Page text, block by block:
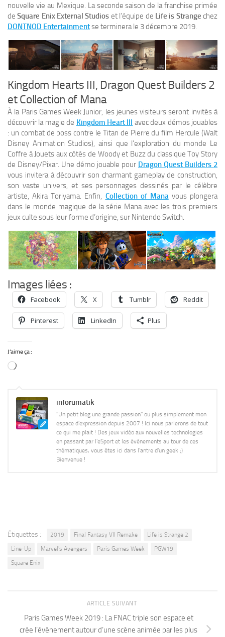
nouvelle vie au Mexique. La seconde saison de la franchise primée
deSquare Enix External Studios et l’équipe de Life is Strange chez
DONTNOD Entertainmentse terminera le 3 décembre 2019.
Kingdom Hearts III, Dragon Quest Builders 2
et Collection of Mana
À la Paris Games Week Junior, les jeunes visiteurs seront invités à
découvrir la magie de Kingdom Heart III avec deux démos jouables
: un combat de boss contre le Titan de Pierre du film Hercule (Walt
Disney Animation Studios), ainsi que l’exploration du monde Le
Coffre à Jouets aux côtés de Woody et Buzz du classique Toy Story
de Disney/Pixar. Une démo jouable pour Dragon Quest Builders 2
vous invitera à découvrir son charmant gameplay de construction,
son vaste univers, et ses personnages dessinés par le célèbre
artiste, Akira Toriyama. Enfin, Collection of Mana vous plongera
dans le monde magique de la série Mana avec les trois premiers
jeux culte sous leur forme d’origine, sur Nintendo Switch.
Images liées :
Facebook X Tumblr Reddit
Pinterest LinkedIn Plus
J’aime ça :
Chargement…
inforumatik
"Un petit blog une grande passion" ou plus simplement mon
espace d'expression depuis 2007 ! Ici nous parlerons de tout
ce qui me plait ! Des jeux vidéo aux nouvelles technologies
en passant par l'eSport et les évènements au tour de ces
thématiques, vous êtes ici dans l'antre d'un geek ;)
Bienvenue !
Étiquettes : 2019 Final Fantasy VII Remake
Life is Strange 2
Line-Up
Marvel's Avengers Paris Games Week
PGW19
Square Enix
ARTICLE SUIVANT
Paris Games Week 2019 : La FNAC triple son espace et
crée l’évènement autour d’une scène animée par les plus